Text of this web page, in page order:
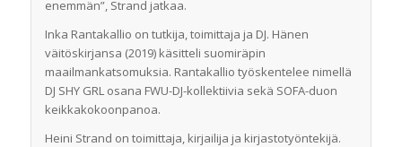
enemmän”, Strand jatkaa.
Inka Rantakallio on tutkija, toimittaja ja DJ. Hänen
väitöskirjansa (2019) käsitteli suomiräpin
maailmankatsomuksia. Rantakallio työskentelee nimellä
DJ SHY GRL osana FWU-DJ-kollektiivia sekä SOFA-duon
keikkakokoonpanoa.
Heini Strand on toimittaja, kirjailija ja kirjastotyöntekijä.